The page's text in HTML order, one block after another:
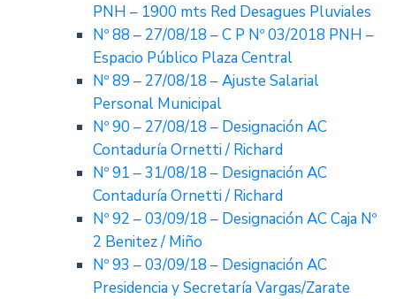
PNH – 1900 mts Red Desagues Pluviales
Nº 88 – 27/08/18 – C P Nº 03/2018 PNH –
Espacio Público Plaza Central
Nº 89 – 27/08/18 – Ajuste Salarial
Personal Municipal
Nº 90 – 27/08/18 – Designación AC
Contaduría Ornetti / Richard
Nº 91 – 31/08/18 – Designación AC
Contaduría Ornetti / Richard
Nº 92 – 03/09/18 – Designación AC Caja Nº
2 Benitez / Miño
Nº 93 – 03/09/18 – Designación AC
Presidencia y Secretaría Vargas/Zarate